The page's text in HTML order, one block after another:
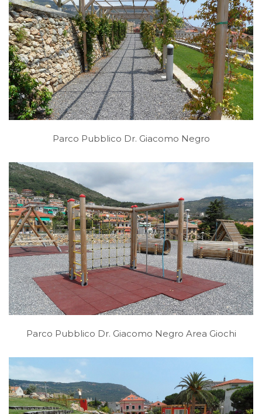
Parco Pubblico Dr. Giacomo Negro
Parco Pubblico Dr. Giacomo Negro Area Giochi